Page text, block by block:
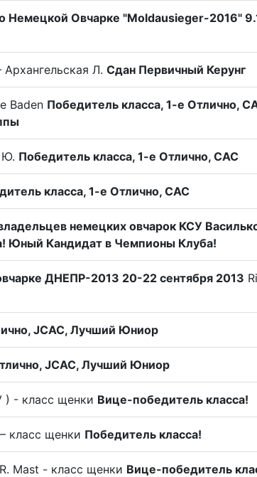
Немецкой Овчарке "Moldausieger-2016"
Л. Сдан Первичный Керунг
Baden Победитель класса, 1-е Отлично,
Ю. Победитель класса, 1-е Отлично, САС
класса, 1-е Отлично, САС
немецких овчарок КСУ
Юный Кандидат в Чемпионы Клуба!
ДНЕПР-2013 20-22 сентября 2013
JCAC, Лучший Юниор
JCAC, Лучший Юниор
) - класс щенки Вице-победитель класса!
класс щенки Победитель класса!
Mast - класс щенки Вице-победитель